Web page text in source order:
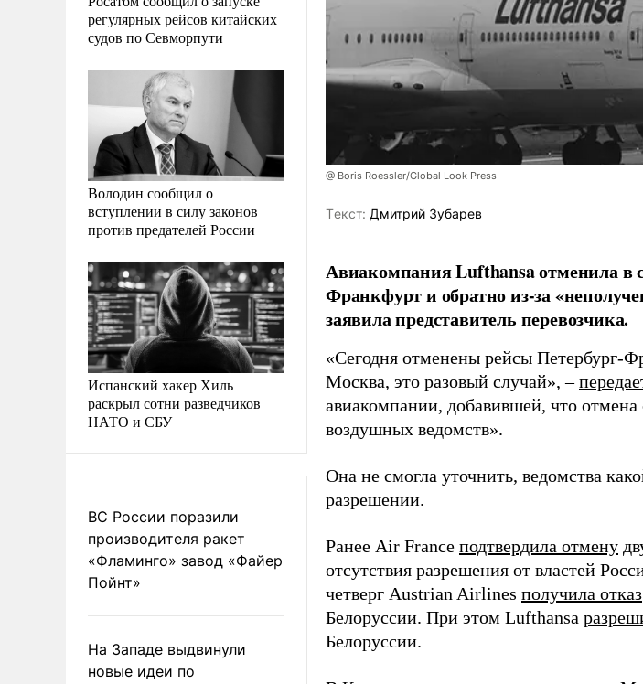
регулярных рейсов китайских
судов по Севморпути
Володин сообщил о
вступлении в силу законов
против предателей России
Испанский хакер Хиль
раскрыл сотни разведчиков
НАТО и СБУ
ВС России поразили
производителя ракет
«Фламинго» завод «Файер
Пойнт»
На Западе выдвинули
новые идеи по
@ Boris Roessler/Global Look Press
Tекст: Дмитрий Зубарев
Авиакомпания Lufthansa отменила в
Франкфурт и обратно из-за
заявила представитель перевозчика.
«Сегодня отменены рейсы Петербург-
Москва, это разовый случай», –
авиакомпании, добавившей, что
воздушных ведомств».
Она не смогла уточнить, ведомства
разрешении.
Ранее Air France подтвердила отмену
отсутствия разрешения от властей
четверг Austrian Airlines получила отказ
Белоруссии. При этом Lufthansa
Белоруссии.